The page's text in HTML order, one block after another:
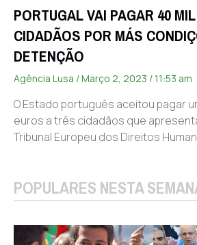
PORTUGAL VAI PAGAR 40
CIDADÃOS POR MÁS
DETENÇÃO
Agência Lusa Março 2, 2023 11:53 am
O Estado português aceitou pagar
euros a três cidadãos que
Tribunal Europeu dos Direitos
POPULARES NESTA